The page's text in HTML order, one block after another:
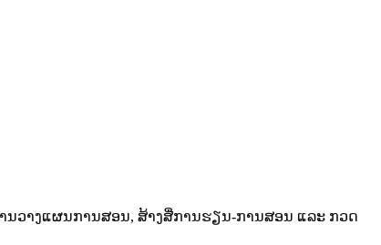
ນວາງແຜນການສອນ, ສ້າງສື່ການຮຽນ-ການສອນ ແລະ ກວດ